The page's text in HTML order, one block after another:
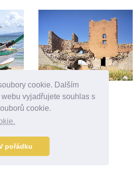
cookie. Dalším
vyjadřujete souhlas s
cookie.
pořádku